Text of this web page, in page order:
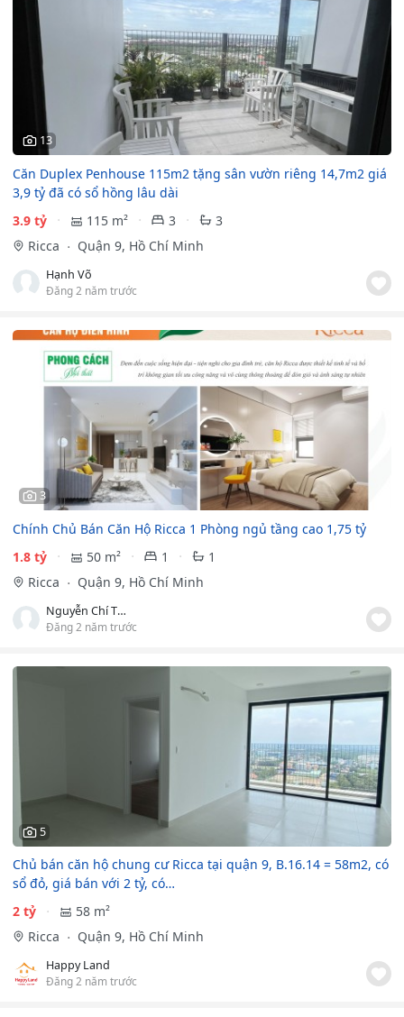
13
Căn Duplex Penhouse 115m2 tặng sân vườn riêng 14,7m2 giá
3,9 tỷ đã có sổ hồng lâu dài
3.9 tỷ
115 m² 3
3
Ricca
Quận 9, Hồ Chí Minh
Hạnh Võ
Đăng 2 năm trước
3
Chính Chủ Bán Căn Hộ Ricca 1 Phòng ngủ tầng cao 1,75 tỷ
1.8 tỷ
50 m² 1
1
Ricca
Quận 9, Hồ Chí Minh
Nguyễn Chí Tình
Đăng 2 năm trước
5
Chủ bán căn hộ chung cư Ricca tại quận 9, B.16.14 = 58m2, có
sổ đỏ, giá bán với 2 tỷ, có…
2 tỷ
58 m²
Ricca
Quận 9, Hồ Chí Minh
Happy Land
Đăng 2 năm trước